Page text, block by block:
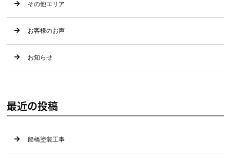
その他エリア
お客様のお声
お知らせ
最近の投稿
船橋塗装工事